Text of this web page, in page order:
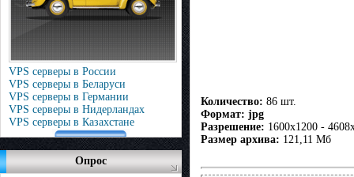
VPS серверы в России
VPS серверы в Беларуси
VPS серверы в Германии
VPS серверы в Нидерландах
VPS серверы в Казахстане
Опрос
Количество: 86 шт.
Формат: jpg
Разрешение: 1600x1200 -
Размер архива: 121,11 Мб